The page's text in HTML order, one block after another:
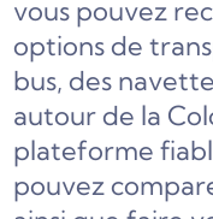
vous pouvez
options de
bus, des
autour de la
plateforme
pouvez